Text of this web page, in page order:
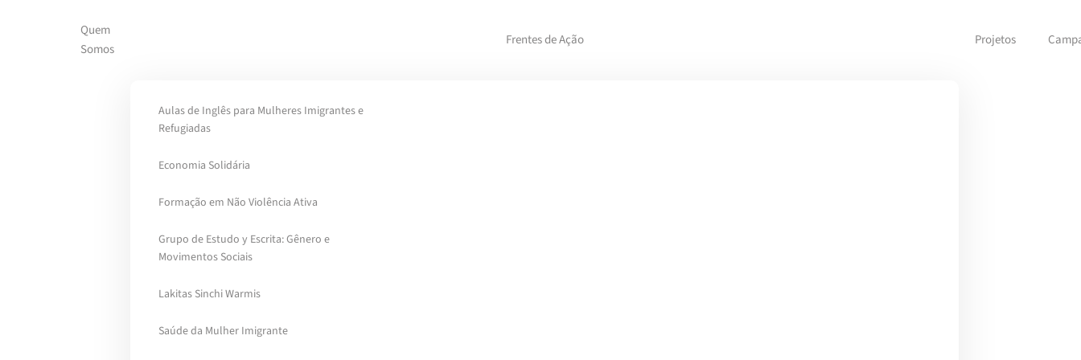
Skip to main content
Quem
Somos
Frentes de Ação
Aulas de Inglês para Mulheres Imigrantes e
Refugiadas
Economia Solidária
Formação em Não Violência Ativa
Grupo de Estudo y Escrita: Gênero e
Movimentos Sociais
Lakitas Sinchi Warmis
Saúde da Mulher Imigrante
Projetos